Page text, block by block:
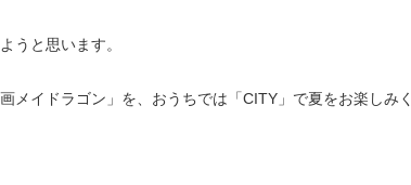
うと思います。
メイドラゴン」を、おうちでは「CITY」で夏をお楽しみく